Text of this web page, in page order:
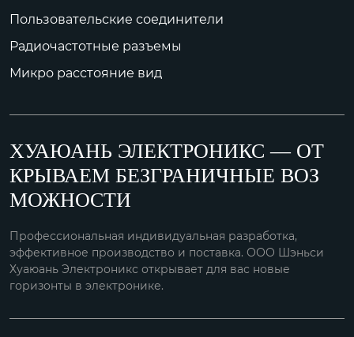
Пользовательские соединители
Радиочастотные разъемы
Микро расстояние вид
ХУАЮАНЬ ЭЛЕКТРОНИКС — ОТ
КРЫВАЕМ БЕЗГРАНИЧНЫЕ ВОЗ
МОЖНОСТИ
Профессиональная индивидуальная разработка,
эффективное производство и поставка. ООО Шэньси
Хуаюань Электроникс открывает для вас новые
горизонты в электронике.